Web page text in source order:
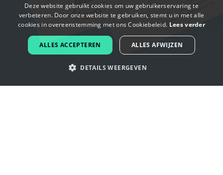
ENGLISH
FRENCH
DUTCH
Deze website gebruikt cookies om uw gebruikerservaring te
verbeteren. Door onze website te gebruiken, stemt u in met alle
cookies in overeenstemming met ons Cookiebeleid. Lees verder
ALLES ACCEPTEREN ALLES AFWIJZEN
DETAILS WEERGEVEN